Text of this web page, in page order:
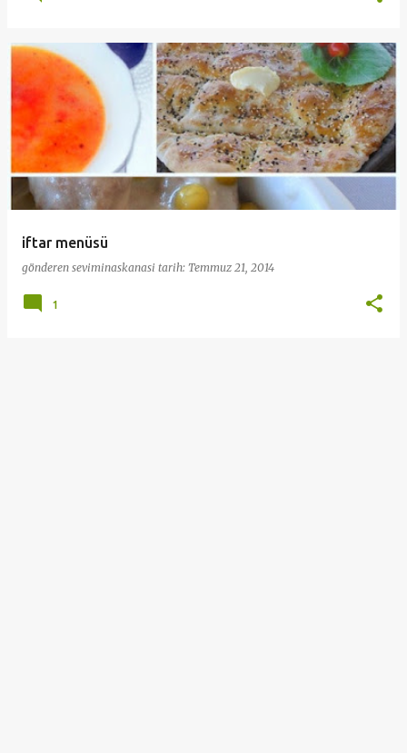
iftar menüsü
gönderen seviminaskanasi tarih: Temmuz 21, 2014
1